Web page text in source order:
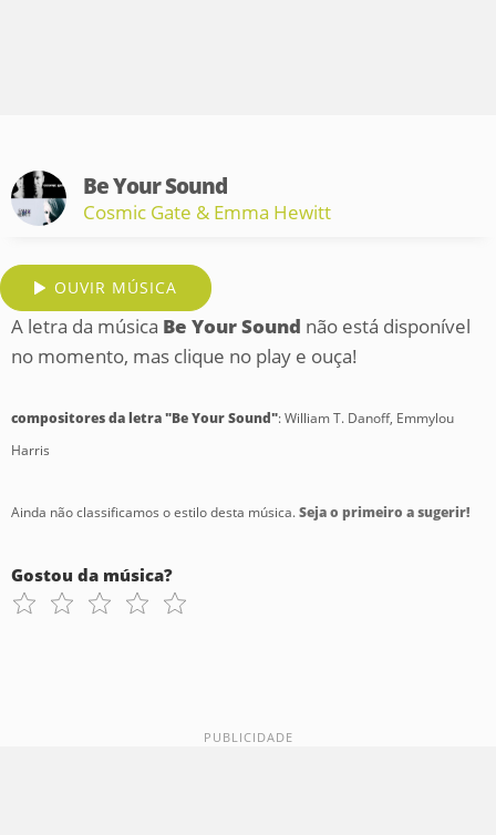
Be Your Sound
Cosmic Gate & Emma Hewitt
OUVIR MÚSICA
A letra da música Be Your Sound não está disponível
no momento, mas clique no play e ouça!
compositores da letra "Be Your Sound": William T. Danoff, Emmylou
Harris
Ainda não classificamos o estilo desta música.Seja o primeiro a sugerir!
Gostou da música?